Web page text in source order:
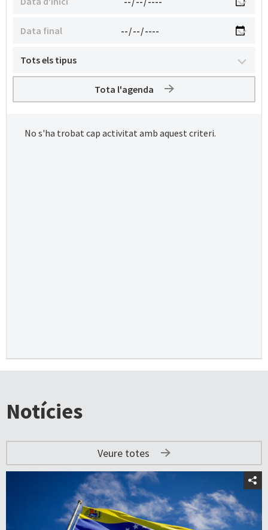
Tota l'agenda
No s'ha trobat cap activitat amb aquest criteri.
Notícies
Veure totes